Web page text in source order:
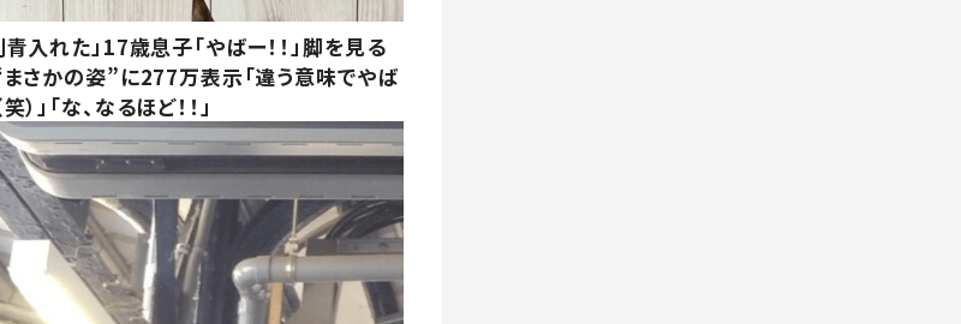
青入れた」17歳息子「やばー！！」脚を見る
さかの姿”に277万表示「違う意味でやば
）」「な、なるほど！！」